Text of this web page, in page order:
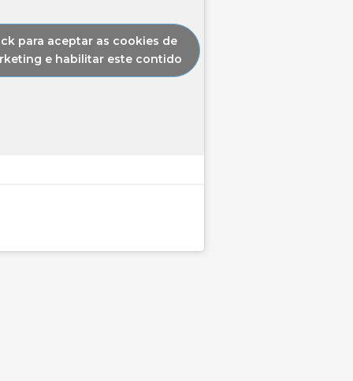
para aceptar as cookies de
e habilitar este contido